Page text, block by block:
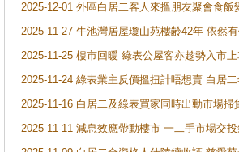
2025-12-01 外區白居二客人來搵朋友聚會食
2025-11-27 牛池灣居屋瓊山苑樓齢42年 依然
2025-11-25 樓市回暖 綠表公屋客亦趁勢入市
2025-11-24 綠表業主反價搵扭計唔想賣 白居
2025-11-16 白居二及綠表買家同時出動市場
2025-11-11 減息效應帶動樓市 一二手市場交